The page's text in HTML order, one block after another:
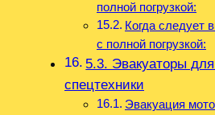
полной погрузкой:
Когда следует
с полной погрузкой:
5.3. Эвакуаторы
спецтехники
Эвакуация